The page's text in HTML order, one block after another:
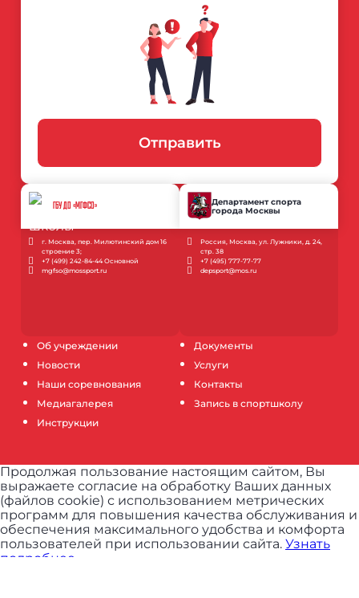
Об учреждении
Новости
Наши соревнования
Медиагалерея
Инструкции
Документы
Услуги
Контакты
Запись в спортшколу
Отправить
ГБУ ДО «МГФСО»
г. Москва, пер. Милютинский дом 16
строение 3;
+7 (499) 242-84-44 Основной
mgfso@mossport.ru
Департамент спорта
города Москвы
Россия, Москва, ул. Лужники, д. 24,
стр. 38
+7 (495) 777-77-77
depsport@mos.ru
Продолжая пользование настоящим сайтом, Вы
выражаете согласие на обработку Ваших данных
(файлов cookie) с использованием метрических
программ для повышения качества обслуживания и
обеспечения максимального удобства и комфорта
пользователей при использовании сайта. Узнать
подробнее.